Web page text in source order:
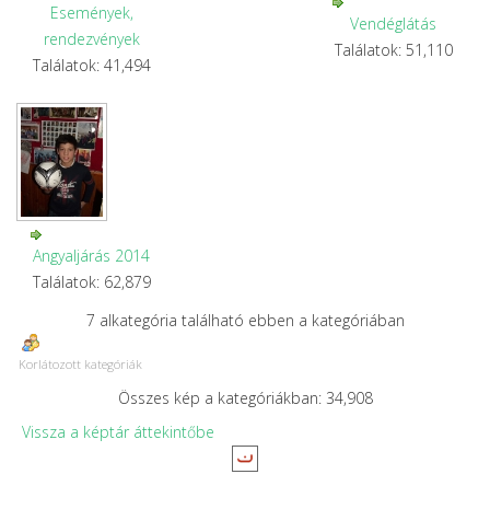
Események,
rendezvények
Találatok: 41,494
Vendéglátás
Találatok: 51,110
Angyaljárás 2014
Találatok: 62,879
7 alkategória található ebben a kategóriában
Korlátozott kategóriák
Összes kép a kategóriákban: 34,908
Vissza a képtár áttekintőbe